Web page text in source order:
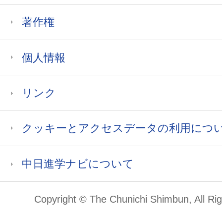
著作権
個人情報
リンク
クッキーとアクセスデータの利用につ
中日進学ナビについて
Copyright © The Chunichi Shimbun, All